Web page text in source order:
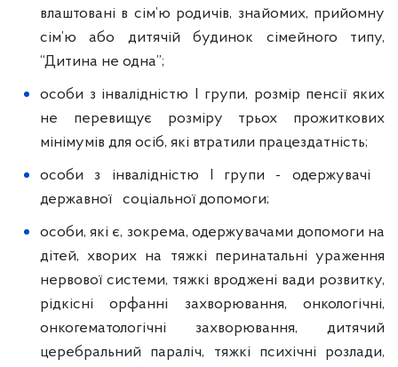
влаштовані в сім’ю родичів, знайомих, прийомну
сім’ю або дитячій будинок сімейного типу,
“Дитина не одна”;
особи з інвалідністю I групи, розмір пенсії яких
не перевищує розміру трьох прожиткових
мінімумів для осіб, які втратили працездатність;
особи з інвалідністю I групи - одержувачі
державної соціальної допомоги;
особи, які є, зокрема, одержувачами допомоги на
дітей, хворих на тяжкі перинатальні ураження
нервової системи, тяжкі вроджені вади розвитку,
рідкісні орфанні захворювання, онкологічні,
онкогематологічні захворювання, дитячий
церебральний параліч, тяжкі психічні розлади,